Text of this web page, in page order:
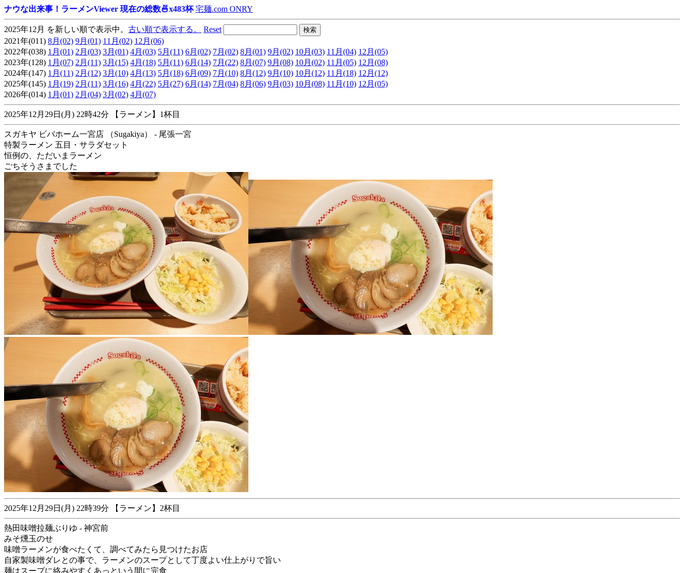
ナウな出来事！ラーメンViewer 現在の総数🍜x483杯 宅麺.com ONRY
2025年12月 を新しい順で表示中。 古い順で表示する。
Reset
2021年(011) 8月(02) 9月(01) 11月(02) 12月(06)
2022年(038) 1月(01) 2月(03) 3月(01) 4月(03) 5月(11) 6月(02) 7月(02) 8月(01) 9月(02) 10月(03) 11月(04) 12月(05)
2023年(128) 1月(07) 2月(11) 3月(15) 4月(18) 5月(11) 6月(14) 7月(22) 8月(07) 9月(08) 10月(02) 11月(05) 12月(08)
2024年(147) 1月(11) 2月(12) 3月(10) 4月(13) 5月(18) 6月(09) 7月(10) 8月(12) 9月(10) 10月(12) 11月(18) 12月(12)
2025年(145) 1月(19) 2月(11) 3月(16) 4月(22) 5月(27) 6月(14) 7月(04) 8月(06) 9月(03) 10月(08) 11月(10) 12月(05)
2026年(014) 1月(01) 2月(04) 3月(02) 4月(07)
2025年12月29日(月) 22時42分 【ラーメン】1杯目
スガキヤ ビバホーム一宮店 （Sugakiya） - 尾張一宮
特製ラーメン 五目・サラダセット
恒例の、ただいまラーメン
ごちそうさまでした
2025年12月29日(月) 22時39分 【ラーメン】2杯目
熱田味噌拉麺ぶりゆ - 神宮前
みそ燻玉のせ
味噌ラーメンが食べたくて、調べてみたら見つけたお店
自家製味噌ダレとの事で、ラーメンのスープとして丁度よい仕上がりで旨い
麺はスープに絡みやすくあっという間に完食